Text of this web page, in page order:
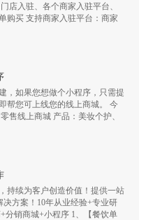
店入驻、各个商家入驻平台、
购买 支持商家入驻平台：商家
，如果您想做个小程序，只需提
帮您可上线您的线上商城。 今
售线上商城 产品：美妆个护、
持续为客户创造价值！提供一站
方案！10年从业经验+专业研
分销商城+小程序 1、【餐饮单